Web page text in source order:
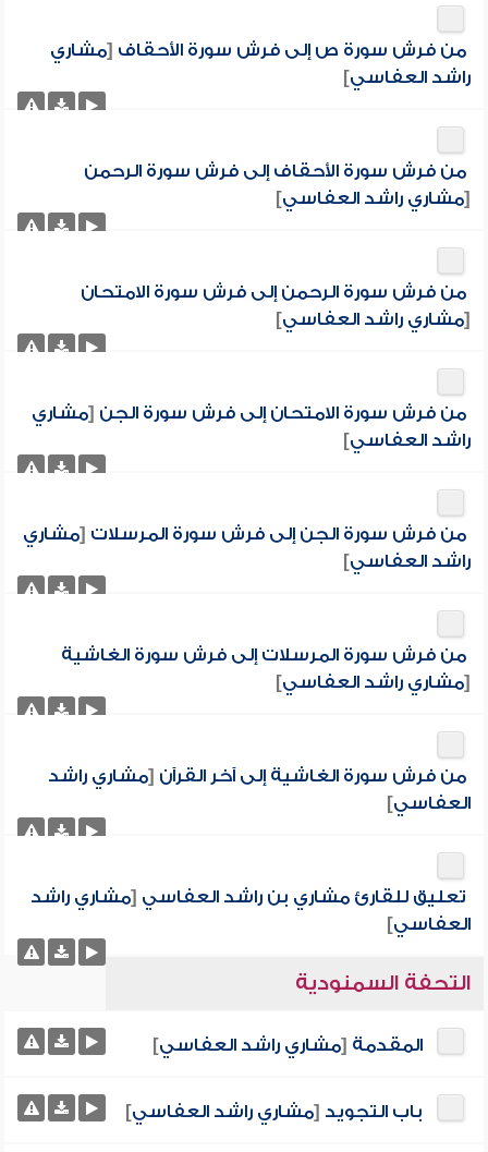
من فرش سورة ص إلى فرش سورة الأحقاف [مشاري
راشد العفاسي]
من فرش سورة الأحقاف إلى فرش سورة الرحمن
[مشاري راشد العفاسي]
من فرش سورة الرحمن إلى فرش سورة الامتحان
[مشاري راشد العفاسي]
من فرش سورة الامتحان إلى فرش سورة الجن [مشاري
راشد العفاسي]
من فرش سورة الجن إلى فرش سورة المرسلات [مشاري
راشد العفاسي]
من فرش سورة المرسلات إلى فرش سورة الغاشية
[مشاري راشد العفاسي]
من فرش سورة الغاشية إلى آخر القرآن [مشاري راشد
العفاسي]
تعليق للقارئ مشاري بن راشد العفاسي [مشاري راشد
العفاسي]
التحفة السمنودية
المقدمة [مشاري راشد العفاسي]
باب التجويد [مشاري راشد العفاسي]